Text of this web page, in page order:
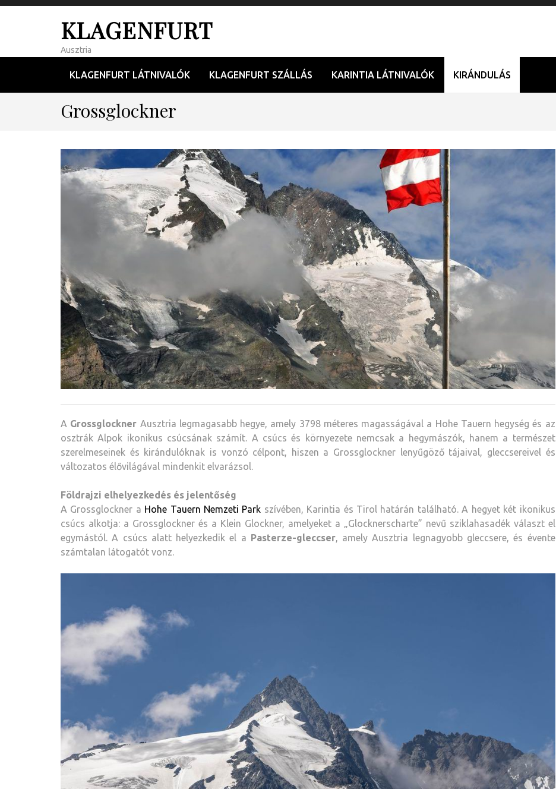
KLAGENFURT
Ausztria
KLAGENFURT LÁTNIVALÓK KLAGENFURT SZÁLLÁS KARINTIA LÁTNIVALÓK KIRÁNDULÁS
Grossglockner
A Grossglockner Ausztria legmagasabb hegye, amely 3798 méteres magasságával a Hohe Tauern hegység és az
osztrák Alpok ikonikus csúcsának számít. A csúcs és környezete nemcsak a hegymászók, hanem a természet
szerelmeseinek és kirándulóknak is vonzó célpont, hiszen a Grossglockner lenyűgöző tájaival, gleccsereivel és
változatos élővilágával mindenkit elvarázsol.
Földrajzi elhelyezkedés és jelentőség
A Grossglockner a Hohe Tauern Nemzeti Park szívében, Karintia és Tirol határán található. A hegyet két ikonikus
csúcs alkotja: a Grossglockner és a Klein Glockner, amelyeket a „Glocknerscharte” nevű sziklahasadék választ el
egymástól. A csúcs alatt helyezkedik el a Pasterze-gleccser, amely Ausztria legnagyobb gleccsere, és évente
számtalan látogatót vonz.